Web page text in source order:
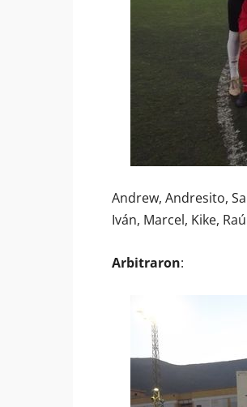
Andrew, Andresito,
Iván, Marcel, Kike,
Arbitraron: